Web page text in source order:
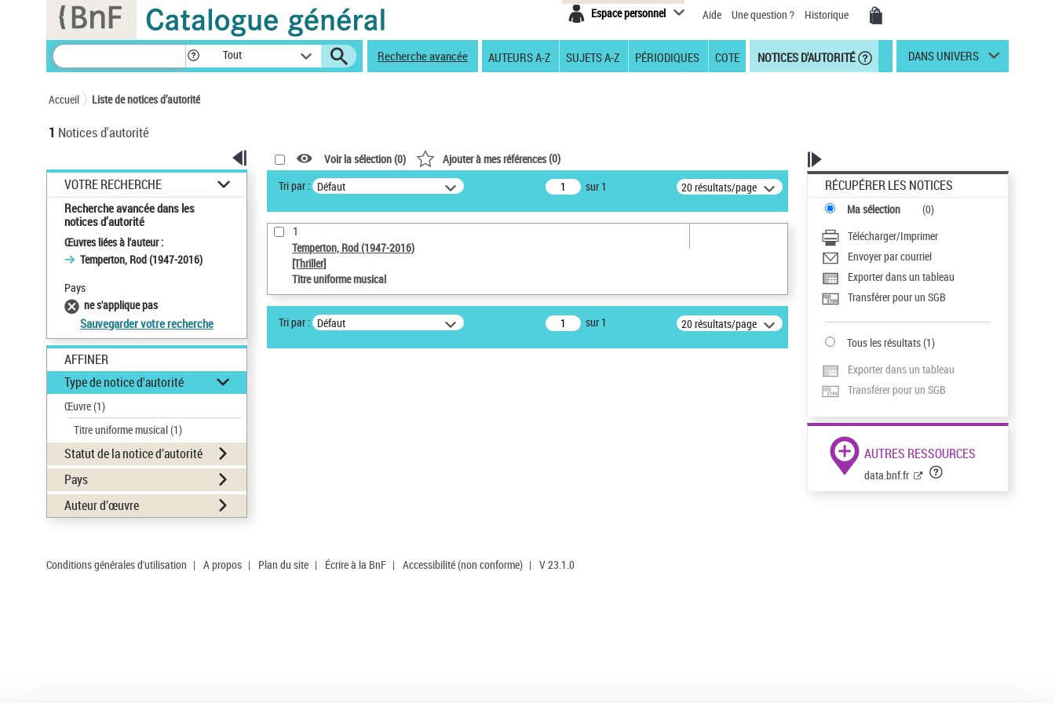
Espace personnel Aide Une question ? Historique
Tout Recherche avancée AUTEURS A-Z SUJETS A-Z PÉRIODIQUES COTE NOTICES D'AUTORITÉ DANS UNIVERS
Accueil Liste de notices d’autorité
1 Notices d'autorité
VOTRE RECHERCHE
Recherche avancée dans les
notices d’autorité
Œuvres liées à l'auteur :
Temperton, Rod (1947-2016)
Pays
ne s'applique pas
Sauvegarder votre recherche
AFFINER
Type de notice d'autorité
Œuvre(1)
Titre uniforme musical(1)
Statut de la notice d’autorité
Pays
Auteur d’œuvre
Voir la sélection (0) Ajouter à mes références(0)
Tri par : Défaut sur 1 20 résultats/page
1
Temperton, Rod (1947-2016)
[Thriller]
Titre uniforme musical
Tri par : Défaut sur 1 20 résultats/page
RÉCUPÉRER LES NOTICES
Ma sélection (0)
Télécharger/Imprimer
Envoyer par courriel
Exporter dans un tableau
Transférer pour un SGB
Tous les résultats(1)
Exporter dans un tableau
Transférer pour un SGB
AUTRES RESSOURCES
data.bnf.fr
Conditions générales d'utilisation | A propos | Plan du site | Écrire à la BnF | Accessibilité (non conforme) | V 23.1.0
Panneau de gestion des cookies